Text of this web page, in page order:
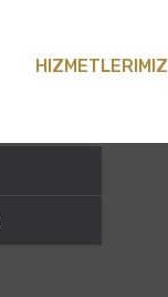
HIZMETLERIMIZ